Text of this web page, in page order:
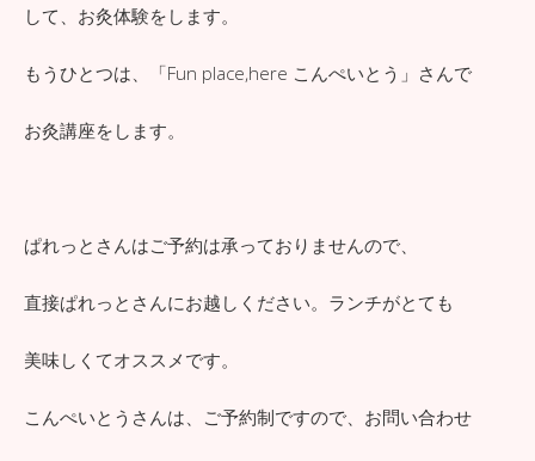
して、お灸体験をします。
もうひとつは、「Fun place,here こんぺいとう」さんで
お灸講座をします。
ぱれっとさんはご予約は承っておりませんので、
直接ぱれっとさんにお越しください。ランチがとても
美味しくてオススメです。
こんぺいとうさんは、ご予約制ですので、お問い合わせ